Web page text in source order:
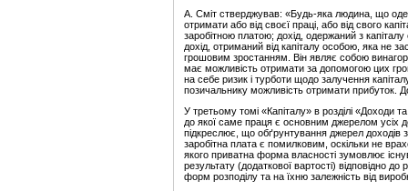
А. Сміт стверджував: «Будь-яка людина, що
отримати або від своєї праці, або від свого
заробітною платою; дохід, одержаний з
дохід, отриманий від капіталу особою, яка не
грошовим зростанням. Він являє собою
має можливість отримати за допомогою цих
на себе ризик і турботи щодо залучення
позичальнику можливість отримати прибуток.
У третьому томі «Капіталу» в розділі «Доходи
до якої саме праця є основним джерелом усіх
підкреслює, що обґрунтування джерел
заробітна плата є помилковим, оскільки не
якого приватна форма власності зумовлює
результату (додаткової вартості) відповідно
форм розподілу та на їхню залежність від